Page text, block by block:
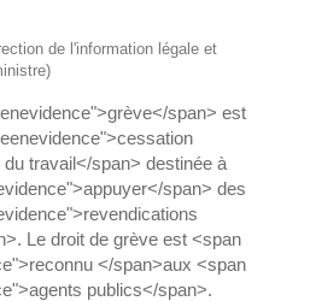
de l'information légale et
span> est
travail</span> destinée à
span> des
Le droit de grève est <span
</span>aux <span
publics</span>.